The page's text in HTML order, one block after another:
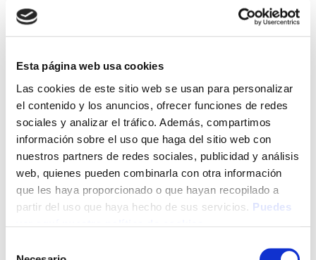
Esta página web usa cookies
Las cookies de este sitio web se usan para personalizar
el contenido y los anuncios, ofrecer funciones de redes
sociales y analizar el tráfico. Además, compartimos
información sobre el uso que haga del sitio web con
nuestros partners de redes sociales, publicidad y análisis
web, quienes pueden combinarla con otra información
que les haya proporcionado o que hayan recopilado a
partir del uso que haya hecho de sus servicios. Puedes
Latest Post
Presentación Campaña
Fotoprotección Álava 2026
12 de June de 2026
EVENTO EXPOFAMILY 2026
– Baluarte (Pamplona) del 15